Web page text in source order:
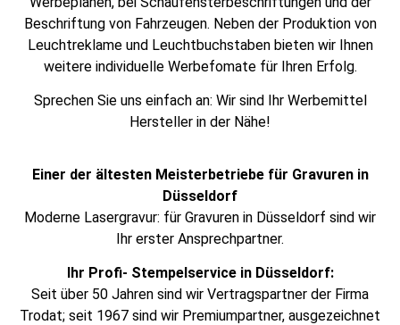
Beschriftung von Fahrzeugen. Neben der Produktion von
Leuchtreklame und Leuchtbuchstaben bieten wir Ihnen
weitere individuelle Werbefomate für Ihren Erfolg.
Sprechen Sie uns einfach an: Wir sind Ihr Werbemittel
Hersteller in der Nähe!
Einer der ältesten Meisterbetriebe für Gravuren in
Düsseldorf
Moderne Lasergravur: für Gravuren in Düsseldorf sind wir
Ihr erster Ansprechpartner.
Ihr Profi- Stempelservice in Düsseldorf:
Seit über 50 Jahren sind wir Vertragspartner der Firma
Trodat; seit 1967 sind wir Premiumpartner, ausgezeichnet